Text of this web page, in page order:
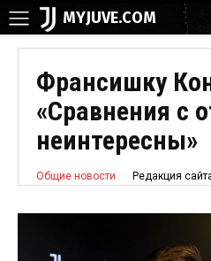
MYJUVE.COM
Франсишку
«Сравнения с
неинтересны»
Общие новости Редакция